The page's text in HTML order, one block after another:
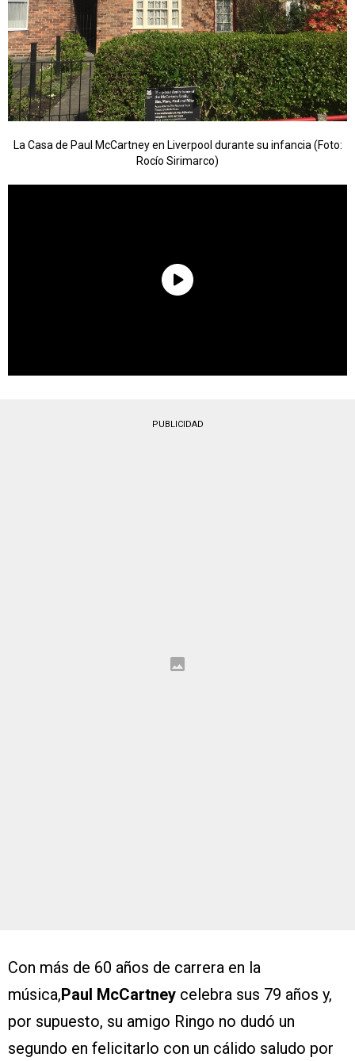
La Casa de Paul McCartney en Liverpool durante su infancia (Foto:
Rocío Sirimarco)
PUBLICIDAD
Con más de 60 años de carrera en la
música,Paul McCartney celebra sus 79 años y,
por supuesto, su amigo Ringo no dudó un
segundo en felicitarlo con un cálido saludo por